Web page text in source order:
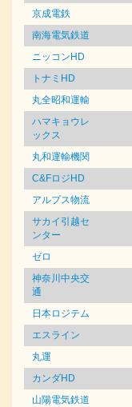
京成電鉄
南海電気鉄道
ニッコンHD
トナミHD
丸全昭和運輸
ハマキョウレ
ックス
丸和運輸機関
C&FロジHD
アルプス物流
サカイ引越セ
ンター
ゼロ
神奈川中央交
通
日本ロジテム
エスライン
丸運
カンダHD
山陽電気鉄道